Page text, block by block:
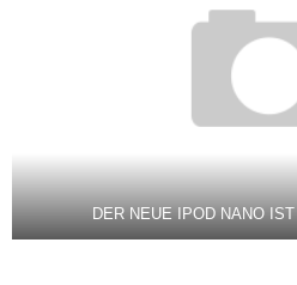
DER NEUE IPOD NANO